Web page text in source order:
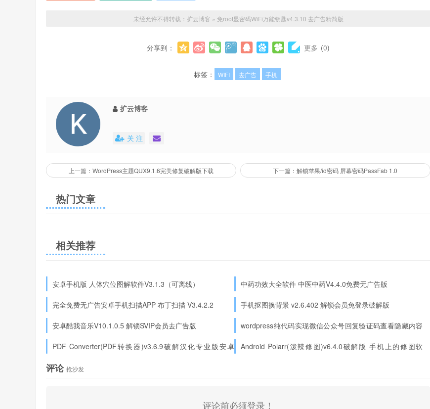
未经允许不得转载： 扩云博客 » 免root显密码WiFi万能钥匙v4.3.10 去广告精简版
分享到： 更多 (0)
标签： WIFI 去广告 手机
扩云博客
关 注
上一篇：WordPress主题QUX9.1.6完美修复破解版下载 下一篇：解锁苹果/id密码 屏幕密码PassFab 1.0
热门文章
相关推荐
安卓手机版 人体穴位图解软件V3.1.3（可离线） 中药功效大全软件 中医中药V4.4.0免费无广告版
完全免费无广告安卓手机扫描APP 布丁扫描 V3.4.2.2 手机抠图换背景 v2.6.402 解锁会员免登录破解版
安卓酷我音乐V10.1.0.5 解锁SVIP会员去广告版
wordpress纯代码实现微信公众号回复验证码查看隐藏内容
PDF Converter(PDF转换器)v3.6.9破解汉化专业版安卓
版
Android Polarr(泼辣修图)v6.4.0破解版 手机上的修图软
评论 抢沙发
评论前必须登录！